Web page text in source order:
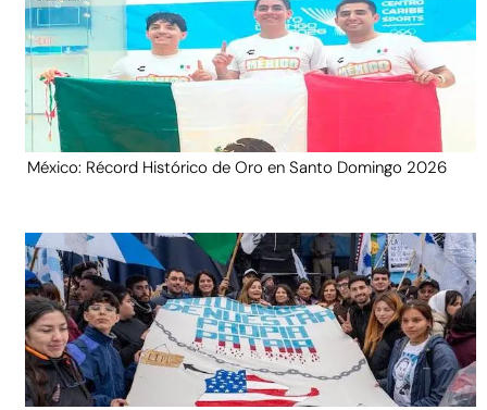
México: Récord Histórico de Oro en Santo Domingo 2026